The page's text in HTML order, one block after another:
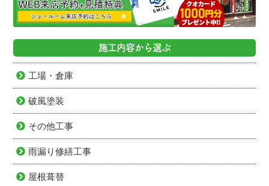
施工内容から選ぶ
工場・倉庫
破風塗装
その他工事
雨漏り修繕工事
屋根葺替